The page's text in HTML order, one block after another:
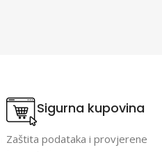
Sigurna kupovina
Zaštita podataka i provjerene